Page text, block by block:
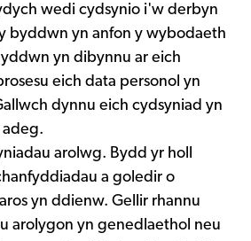
wedi cydsynio i'w derbyn
byddwn yn anfon y wybodaeth
yn dibynnu ar eich
eich data personol yn
dynnu eich cydsyniad yn
arolwg. Bydd yr holl
a goledir o
yn ddienw. Gellir rhannu
arolygon yn genedlaethol neu